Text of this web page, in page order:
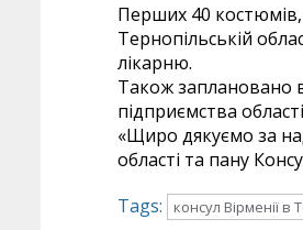
Перших 40 костюмів,
Тернопільській
лікарню.
Також заплановано
підприємства
«Щиро дякуємо за
області та пану
Tags:
консул Вірменії в